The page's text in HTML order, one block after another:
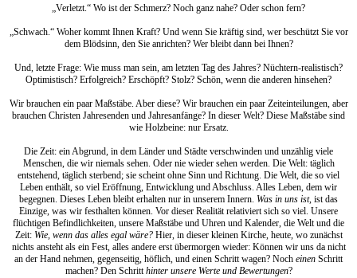
„Verletzt.“ Wo ist der Schmerz? Noch ganz nahe? Oder schon fern?
„Schwach.“ Woher kommt Ihnen Kraft? Und wenn Sie kräftig sind, wer beschützt Sie vor
dem Blödsinn, den Sie anrichten? Wer bleibt dann bei Ihnen?
Und, letzte Frage: Wie muss man sein, am letzten Tag des Jahres? Nüchtern-realistisch?
Optimistisch? Erfolgreich? Erschöpft? Stolz? Schön, wenn die anderen hinsehen?
Wir brauchen ein paar Maßstäbe. Aber diese? Wir brauchen ein paar Zeiteinteilungen, aber
brauchen Christen Jahresenden und Jahresanfänge? In dieser Welt? Diese Maßstäbe sind
wie Holzbeine: nur Ersatz.
Die Zeit: ein Abgrund, in dem Länder und Städte verschwinden und unzählig viele
Menschen, die wir niemals sehen. Oder nie wieder sehen werden. Die Welt: täglich
entstehend, täglich sterbend; sie scheint ohne Sinn und Richtung. Die Welt, die so viel
Leben enthält, so viel Eröffnung, Entwicklung und Abschluss. Alles Leben, dem wir
begegnen. Dieses Leben bleibt erhalten nur in unserem Innern. Was in uns ist, ist das
Einzige, was wir festhalten können. Vor dieser Realität relativiert sich so viel. Unsere
flüchtigen Befindlichkeiten, unsere Maßstäbe und Uhren und Kalender, die Welt und die
Zeit: Wie, wenn das alles egal wäre?Hier, in dieser kleinen Kirche, heute, wo zunächst
nichts ansteht als ein Fest, alles andere erst übermorgen wieder: Können wir uns da nicht
an der Hand nehmen, gegenseitig, höflich, und einen Schritt wagen? Noch einen Schritt
machen? Den Schritthinter unsere Werte und Bewertungen?